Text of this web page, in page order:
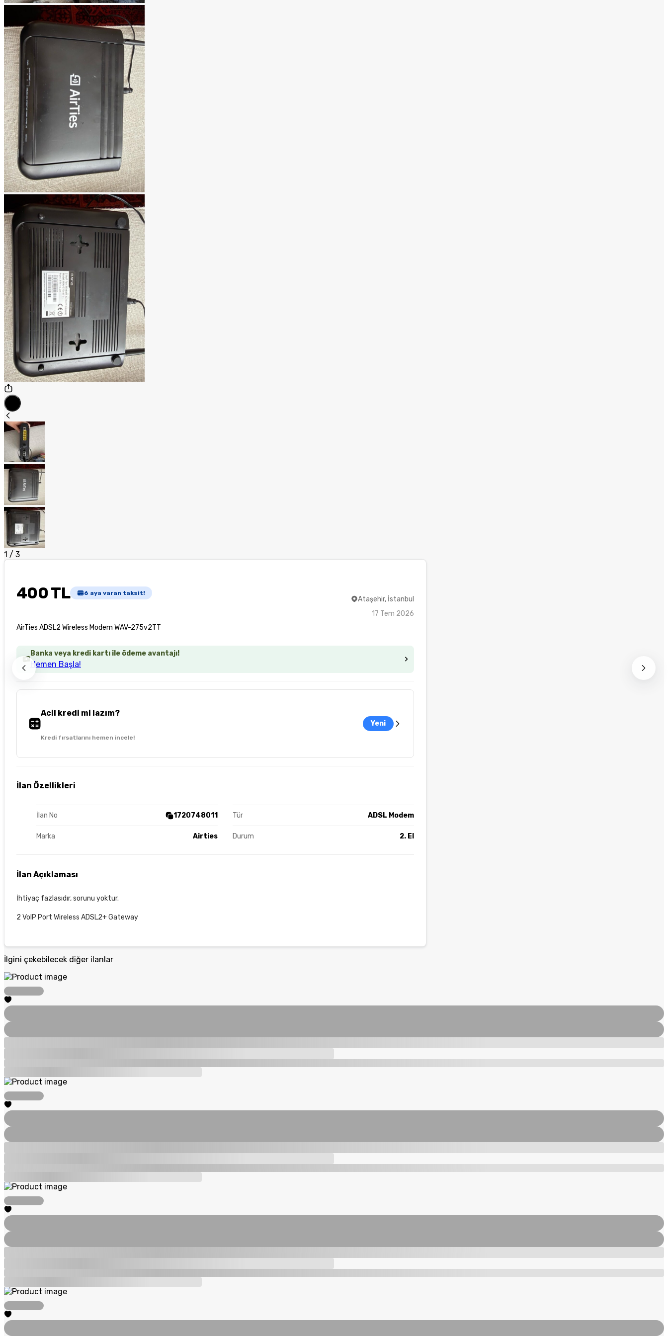
1 / 3
400 TL 6 aya varan taksit!
AirTies ADSL2 Wireless Modem WAV-275v2TT
Ataşehir, İstanbul
17 Tem 2026
Banka veya kredi kartı ile ödeme avantajı!
Hemen Başla!
Acil kredi mi lazım?
Kredi fırsatlarını hemen incele!
Yeni
İlan Özellikleri
İlan No 1720748011 Tür ADSL Modem
Marka Airties Durum 2. El
İlan Açıklaması
İhtiyaç fazlasıdır, sorunu yoktur.
2 VoIP Port Wireless ADSL2+ Gateway
İlgini çekebilecek diğer ilanlar